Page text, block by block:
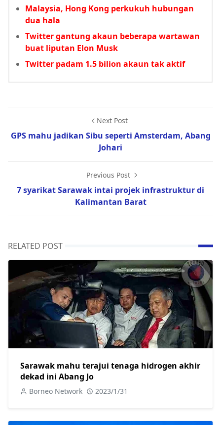
Malaysia, Hong Kong perkukuh hubungan
dua hala
Twitter gantung akaun beberapa wartawan
buat liputan Elon Musk
Twitter padam 1.5 bilion akaun tak aktif
Next Post
GPS mahu jadikan Sibu seperti Amsterdam, Abang
Johari
Previous Post
7 syarikat Sarawak intai projek infrastruktur di
Kalimantan Barat
RELATED POST
Sarawak mahu terajui tenaga hidrogen akhir
dekad ini Abang Jo
Borneo Network 2023/1/31